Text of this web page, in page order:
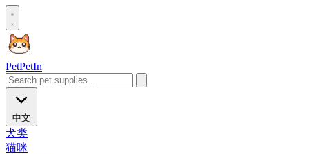
PetPetIn
中文
犬类
猫咪